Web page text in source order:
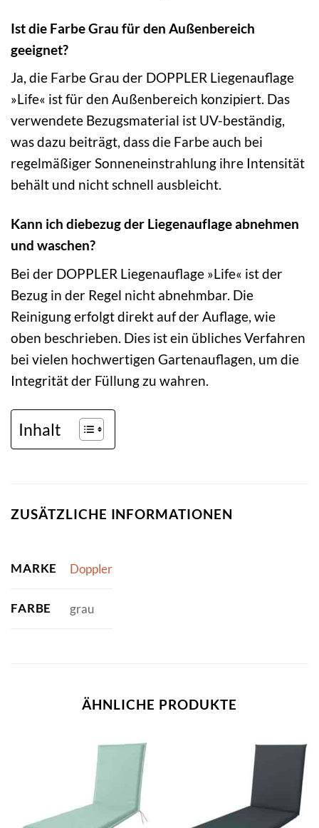
Ist die Farbe Grau für den Außenbereich
geeignet?
Ja, die Farbe Grau der DOPPLER Liegenauflage
»Life« ist für den Außenbereich konzipiert. Das
verwendete Bezugsmaterial ist UV-beständig,
was dazu beiträgt, dass die Farbe auch bei
regelmäßiger Sonneneinstrahlung ihre Intensität
behält und nicht schnell ausbleicht.
Kann ich diebezug der Liegenauflage abnehmen
und waschen?
Bei der DOPPLER Liegenauflage »Life« ist der
Bezug in der Regel nicht abnehmbar. Die
Reinigung erfolgt direkt auf der Auflage, wie
oben beschrieben. Dies ist ein übliches Verfahren
bei vielen hochwertigen Gartenauflagen, um die
Integrität der Füllung zu wahren.
Inhalt
ZUSÄTZLICHE INFORMATIONEN
MARKE Doppler
FARBE grau
ÄHNLICHE PRODUKTE